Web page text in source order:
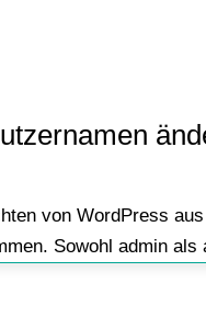
von WordPress
Sowohl admin